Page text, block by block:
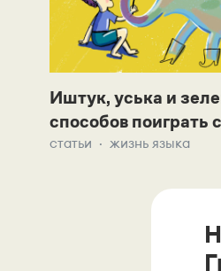
Иштук, уська и
способов поиграть
статьи жизнь языка